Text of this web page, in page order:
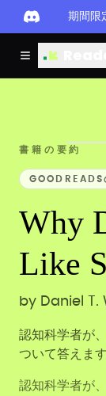
期間限
書籍の要約
GOODREADS
Why
Like
by Daniel T.
認知科学者が
ついて答えます
認知科学者が